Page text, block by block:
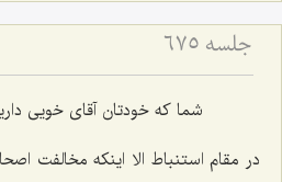
جلسه ۶۷۵
شما كه خودتان آقای خویی
در مقام استنباط الا اینكه مخالفت